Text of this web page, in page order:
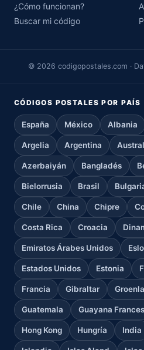
¿Cómo funcionan?
Buscar mi código
© 2026 codigopostales.com ·
CÓDIGOS POSTALES POR PAÍS
España México Albania
Argelia Argentina
Azerbaiyán Bangladés
Bielorrusia Brasil
Chile China Chipre
Costa Rica Croacia
Emiratos Árabes Unidos
Estados Unidos Estonia
Francia Gibraltar
Guatemala Guayana
Hong Kong Hungría India